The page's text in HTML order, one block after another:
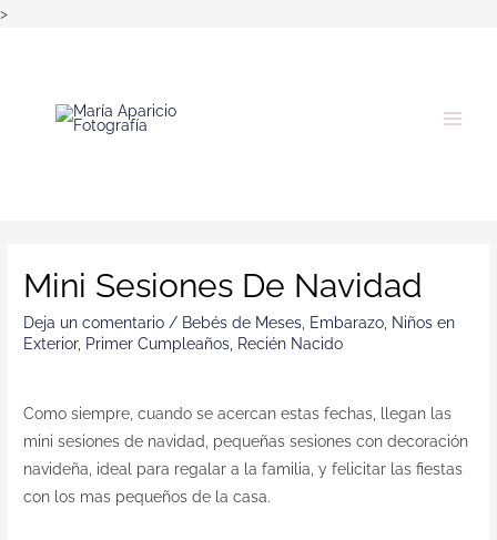
>
Mini Sesiones De Navidad
Deja un comentario / Bebés de Meses Embarazo Niños en
Exterior, Primer Cumpleaños Recién Nacido
Como siempre, cuando se acercan estas fechas, llegan las
mini sesiones de navidad, pequeñas sesiones con decoración
navideña, ideal para regalar a la familia, y felicitar las fiestas
con los mas pequeños de la casa.